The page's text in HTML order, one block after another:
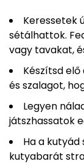
Keressetek
sétálhattok.
vagy tavakat,
Készítsd
és szalagot,
Legyen
játszhassatok
Ha a
kutyabarát